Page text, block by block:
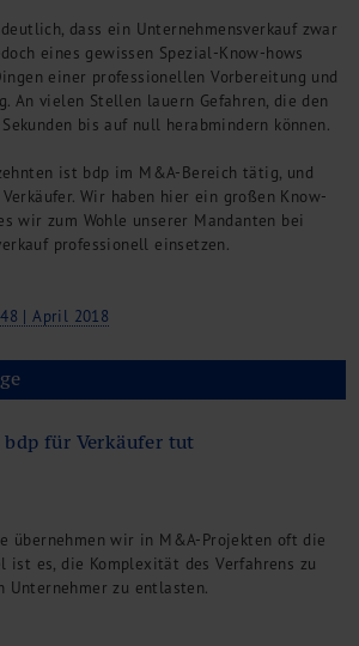
dass ein Unternehmensverkauf zwar
eines gewissen Spezial-Know-hows
einer professionellen Vorbereitung und
An vielen Stellen lauern Gefahren, die den
bis auf null herabmindern können.
ist bdp im M&A-Bereich tätig, und
Wir haben hier ein großen Know-
wir zum Wohle unserer Mandanten bei
professionell einsetzen.
| April 2018
bdp für Verkäufer tut
übernehmen wir in M&A-Projekten oft die
ist es, die Komplexität des Verfahrens zu
Unternehmer zu entlasten.